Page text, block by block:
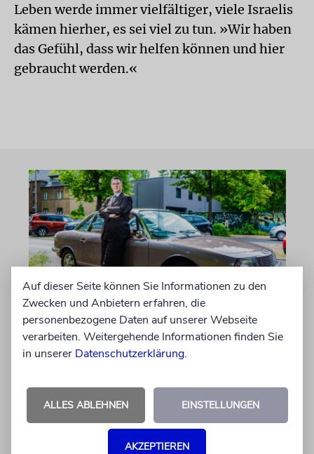
Leben werde immer vielfältiger, viele Israelis
kämen hierher, es sei viel zu tun. »Wir haben
das Gefühl, dass wir helfen können und hier
gebraucht werden.«
PORTRÄT
Stil auf Rädern
Oldtimer – und fährt sie, statt sie nur in der
Garage zu bewundern. Ein Besuch in Pankow
von Imanuel Marcus
Auf dieser Seite können Sie Informationen zu den
Zwecken und Anbietern erfahren, die
personenbezogene Daten auf unserer Webseite
verarbeiten. Weitergehende Informationen finden Sie
in unserer Datenschutzerklärung.
ALLES ABLEHNEN EINSTELLUNGEN
AKZEPTIEREN